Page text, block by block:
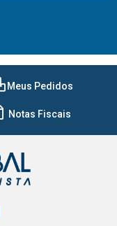
Meus Pedidos
Notas Fiscais